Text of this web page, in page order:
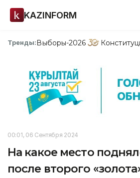
KAZINFORM
Тренды:Выборы-2026
00:01, 06 Сентября 2024
На какое место
после второго